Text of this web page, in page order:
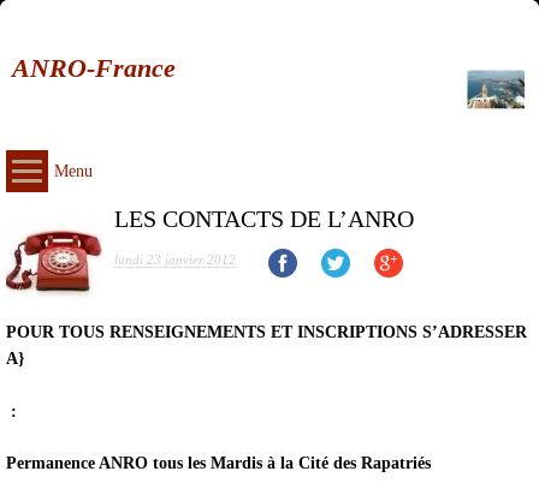
ANRO-France
Menu
LES CONTACTS DE L’ANRO
lundi 23 janvier 2012
POUR TOUS RENSEIGNEMENTS ET INSCRIPTIONS S’ADRESSER
A}
:
Permanence ANRO tous les Mardis à la Cité des Rapatriés